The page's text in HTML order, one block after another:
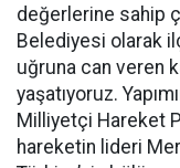
değerlerine sahip
Belediyesi olarak
uğruna can veren
yaşatıyoruz.
Milliyetçi Hareket
hareketin lideri